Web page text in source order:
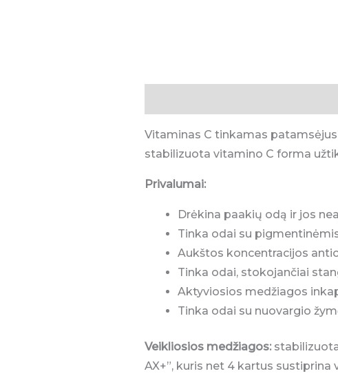
Vitaminas C tinkamas
stabilizuota vitamino C forma
Privalumai:
Drėkina paakių odą ir jos
Tinka odai su
Aukštos koncentracijos
Tinka odai, stokojančiai
Aktyviosios medžiagos
Tinka odai su nuovargio
Veikliosios medžiagos:
AX+”, kuris net 4 kartus